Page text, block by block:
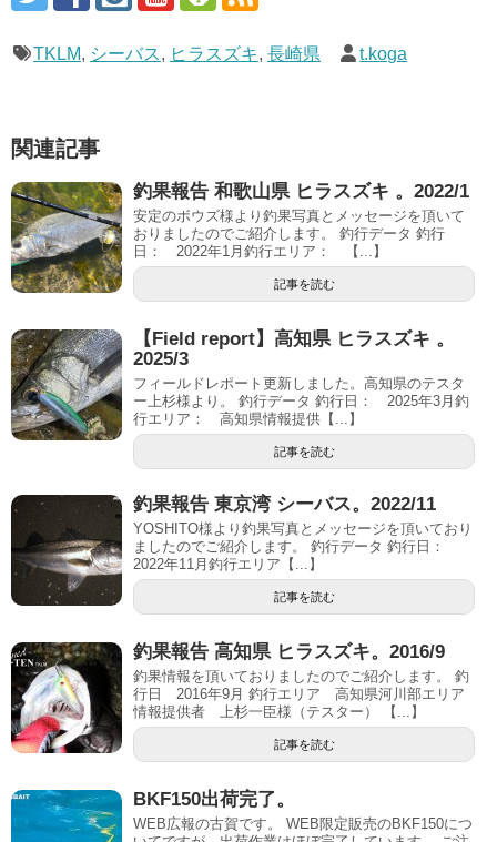
TKLM, シーバス, ヒラスズキ, 長崎県 t.koga
関連記事
釣果報告 和歌山県 ヒラスズキ 。2022/1
安定のボウズ様より釣果写真とメッセージを頂いて
おりましたのでご紹介します。 釣行データ 釣行
日： 2022年1月釣行エリア： 【...】
記事を読む
【Field report】高知県 ヒラスズキ 。
2025/3
フィールドレポート更新しました。高知県のテスタ
ー上杉様より。 釣行データ 釣行日： 2025年3月釣
行エリア： 高知県情報提供【...】
記事を読む
釣果報告 東京湾 シーバス。2022/11
YOSHITO様より釣果写真とメッセージを頂いており
ましたのでご紹介します。 釣行データ 釣行日：
2022年11月釣行エリア【...】
記事を読む
釣果報告 高知県 ヒラスズキ。2016/9
釣果情報を頂いておりましたのでご紹介します。 釣
行日 2016年9月 釣行エリア 高知県河川部エリア
情報提供者 上杉一臣様（テスター） 【...】
記事を読む
BKF150出荷完了。
WEB広報の古賀です。 WEB限定販売のBKF150につ